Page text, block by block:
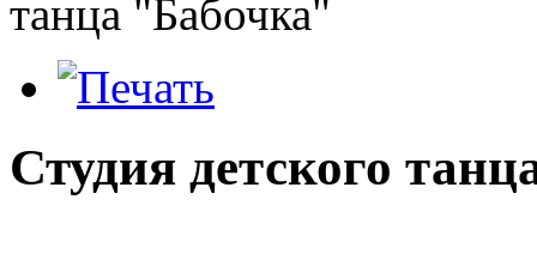
танца "Бабочка"
Студия детского